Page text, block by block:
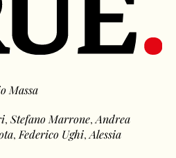
Massa
,Stefano Marrone,Andrea
,Federico Ughi,Alessia